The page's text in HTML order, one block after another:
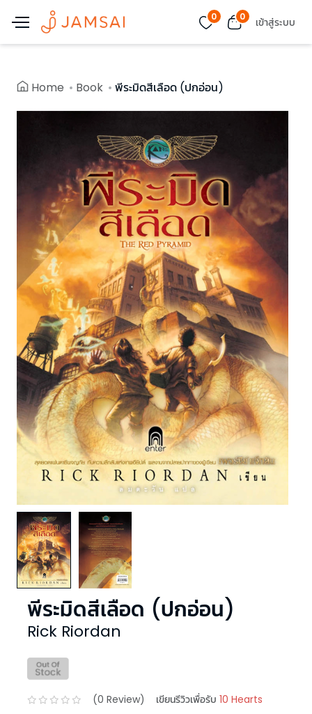
0 0 เข้าสู่ระบบ
Home Book พีระมิดสีเลือด (ปกอ่อน)
พีระมิดสีเลือด (ปกอ่อน)
Rick Riordan
(0 Review) เขียนรีวิวเพื่อรับ 10 Hearts